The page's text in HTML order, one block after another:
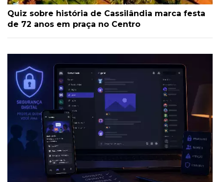
Quiz sobre história de Cassilândia marca festa
de 72 anos em praça no Centro